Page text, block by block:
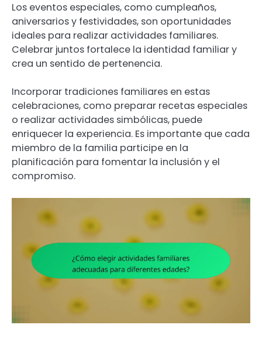
Los eventos especiales, como cumpleaños,
aniversarios y festividades, son oportunidades
ideales para realizar actividades familiares.
Celebrar juntos fortalece la identidad familiar y
crea un sentido de pertenencia.
Incorporar tradiciones familiares en estas
celebraciones, como preparar recetas especiales
o realizar actividades simbólicas, puede
enriquecer la experiencia. Es importante que cada
miembro de la familia participe en la
planificación para fomentar la inclusión y el
compromiso.